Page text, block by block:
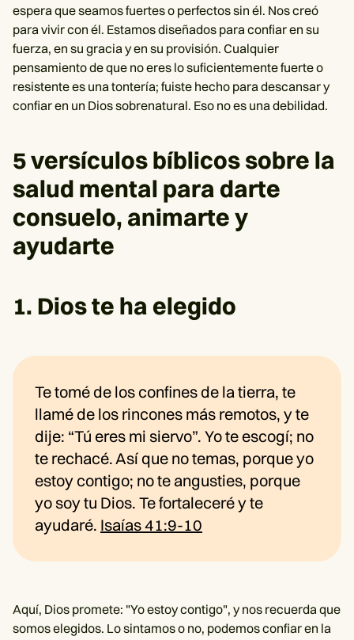
espera que seamos fuertes o perfectos sin él. Nos creó
para vivir con él. Estamos diseñados para confiar en su
fuerza, en su gracia y en su provisión. Cualquier
pensamiento de que no eres lo suficientemente fuerte o
resistente es una tontería; fuiste hecho para descansar y
confiar en un Dios sobrenatural. Eso no es una debilidad.
5 versículos bíblicos sobre la
salud mental para darte
consuelo, animarte y
ayudarte
1. Dios te ha elegido
Te tomé de los confines de la tierra, te
llamé de los rincones más remotos, y te
dije: “Tú eres mi siervo”. Yo te escogí; no
te rechacé. Así que no temas, porque yo
estoy contigo; no te angusties, porque
yo soy tu Dios. Te fortaleceré y te
ayudaré. Isaías 41:9-10
Aquí, Dios promete: "Yo estoy contigo", y nos recuerda que
somos elegidos. Lo sintamos o no, podemos confiar en la